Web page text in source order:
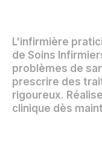
L'infirmière
de Soins
problèmes de
prescrire des
rigoureux.
clinique dès